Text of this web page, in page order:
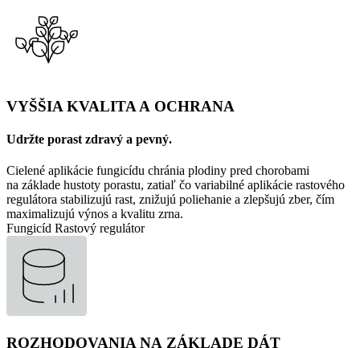
VYŠŠIA KVALITA A OCHRANA
Udržte porast zdravý a pevný.
Cielené aplikácie fungicídu chránia plodiny pred chorobami
na základe hustoty porastu, zatiaľ čo variabilné aplikácie rastového
regulátora stabilizujú rast, znižujú poliehanie a zlepšujú zber, čím
maximalizujú výnos a kvalitu zrna.
Fungicíd Rastový regulátor
ROZHODOVANIA NA ZÁKLADE DÁT